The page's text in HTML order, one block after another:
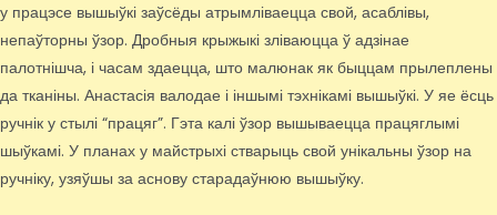
у працэсе вышыўкі заўсёды атрымліваецца свой, асаблівы,
непаўторны ўзор. Дробныя крыжыкі зліваюцца ў адзінае
палотнішча, і часам здаецца, што малюнак як быццам прылеплены
да тканіны. Анастасія валодае і іншымі тэхнікамі вышыўкі. У яе ёсць
ручнік у стылі “працяг”. Гэта калі ўзор вышываецца працяглымі
шыўкамі. У планах у майстрыхі стварыць свой унікальны ўзор на
ручніку, узяўшы за аснову старадаўнюю вышыўку.